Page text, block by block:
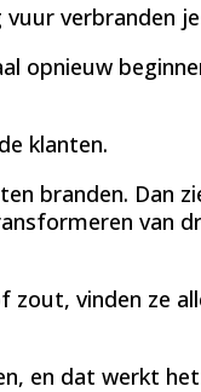
verbranden
opnieuw
klanten.
branden. Dan
van
zout, vinden ze
en dat werkt